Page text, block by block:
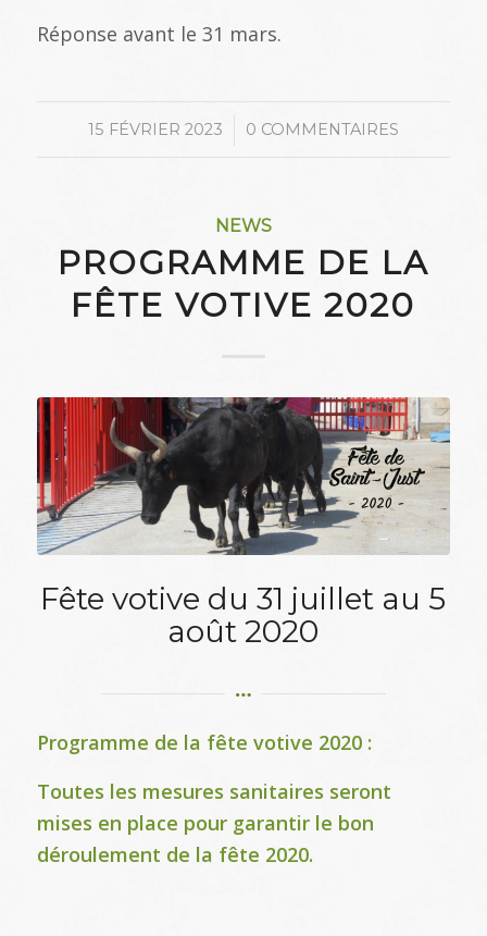
Réponse avant le 31 mars.
15 FÉVRIER 2023
/ 0 COMMENTAIRES
NEWS
PROGRAMME DE LA
FÊTE VOTIVE 2020
Fête votive du 31 juillet au 5
août 2020
Programme de la fête votive 2020 :
Toutes les mesures sanitaires seront
mises en place pour garantir le bon
déroulement de la fête 2020.